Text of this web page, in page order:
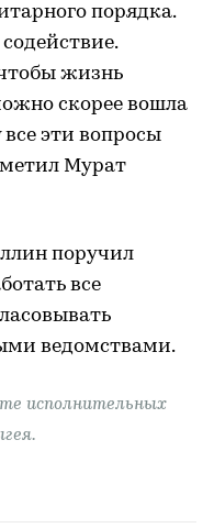
порядка.
жизнь
скорее вошла
эти вопросы
Мурат
поручил
все
ведомствами.
исполнительных